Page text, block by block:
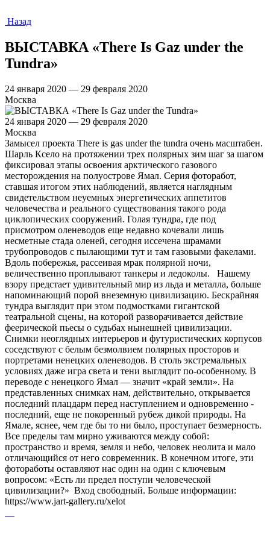
Назад
ВЫСТАВКА «There Is Gaz under the
Tundra»
24 января 2020 — 29 февраля 2020
Москва
24 января 2020 — 29 февраля 2020
Москва
Замысел проекта There is gas under the tundra очень масштабен.
Шарль Ксело на протяжении трех полярных зим шаг за шагом
фиксировал этапы освоения арктического газового
месторождения на полуострове Ямал. Серия фоторабот,
ставшая итогом этих наблюдений, является наглядным
свидетельством неуемных энергетических аппетитов
человечества и реального существования такого рода
циклопических сооружений. Голая тундра, где под
присмотром оленеводов еще недавно кочевали лишь
несметные стада оленей, сегодня иссечена шрамами
трубопроводов с пылающими тут и там газовыми факелами.
Вдоль побережья, рассеивая мрак полярной ночи,
величественно проплывают танкеры и ледоколы. Нашему
взору предстает удивительный мир из льда и металла, больше
напоминающий порой внеземную цивилизацию. Бескрайняя
тундра выглядит при этом подмостками гигантской
театральной сцены, на которой разворачивается действие
феерической пьесы о судьбах нынешней цивилизации.
Снимки неоглядных интерьеров и футуристических корпусов
соседствуют с белым безмолвием полярных просторов и
портретами ненецких оленеводов. В столь экстремальных
условиях даже игра света и тени выглядит по-особенному. В
переводе с ненецкого Ямал — значит «край земли». На
представленных снимках нам, действительно, открывается
последний плацдарм перед наступлением и одновременно -
последний, еще не покоренный рубеж дикой природы. На
Ямале, яснее, чем где бы то ни было, проступает безмерность.
Все пределы там мирно уживаются между собой:
пространство и время, земля и небо, человек неолита и мало
отличающийся от него современник. В конечном итоге, эти
фотоработы оставляют нас один на один с ключевым
вопросом: «Есть ли предел поступи человеческой
цивилизации?» Вход свободный. Больше информации:
https://www.jart-gallery.ru/xelot